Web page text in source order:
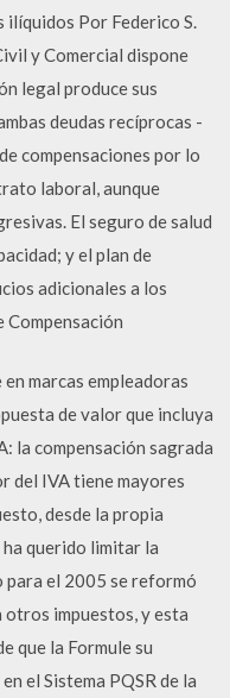
Por Federico S.
y Comercial dispone
legal produce sus
deudas recíprocas -
compensaciones por lo
laboral, aunque
El seguro de salud
y el plan de
adicionales a los
Compensación
marcas empleadoras
de valor que incluya
la compensación sagrada
del IVA tiene mayores
desde la propia
querido limitar la
para el 2005 se reformó
impuestos, y esta
que la Formule su
el Sistema PQSR de la